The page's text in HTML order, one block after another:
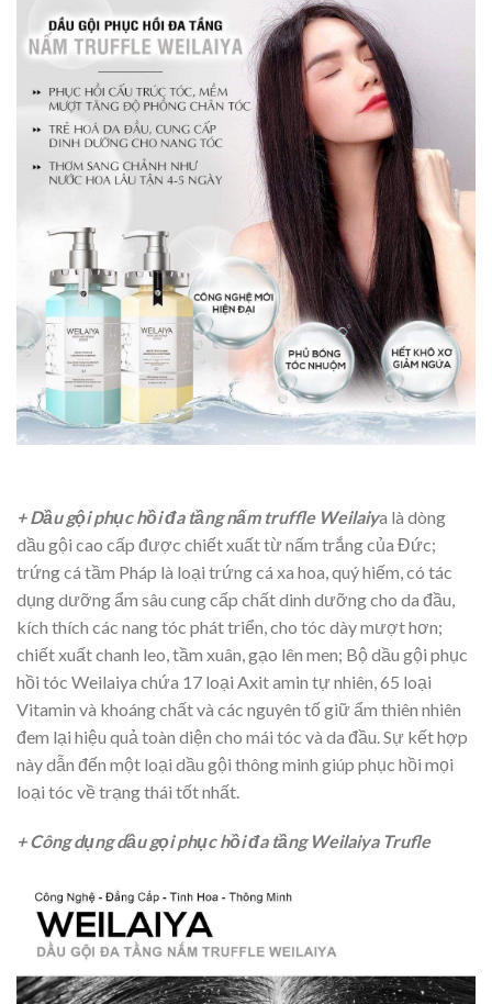
+ Dầu gội phục hồi đa tầng nấm truffle Weilaiya là dòng
dầu gội cao cấp được chiết xuất từ nấm trắng của Đức;
trứng cá tầm Pháp là loại trứng cá xa hoa, quý hiếm, có tác
dụng dưỡng ẩm sâu cung cấp chất dinh dưỡng cho da đầu,
kích thích các nang tóc phát triển, cho tóc dày mượt hơn;
chiết xuất chanh leo, tầm xuân, gạo lên men; Bộ dầu gội phục
hồi tóc Weilaiya chứa 17 loại Axit amin tự nhiên, 65 loại
Vitamin và khoáng chất và các nguyên tố giữ ẩm thiên nhiên
đem lại hiệu quả toàn diện cho mái tóc và da đầu. Sự kết hợp
này dẫn đến một loại dầu gội thông minh giúp phục hồi mọi
loại tóc về trạng thái tốt nhất.
+ Công dụng dầu gọi phục hồi đa tầng Weilaiya Trufle